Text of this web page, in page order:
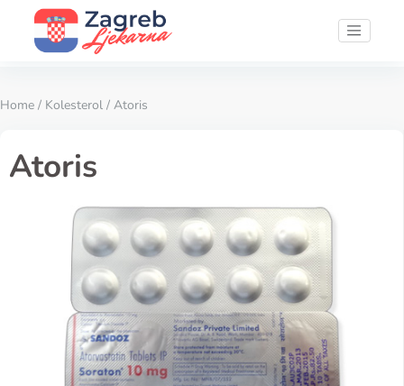
Home / Kolesterol / Atoris
Atoris